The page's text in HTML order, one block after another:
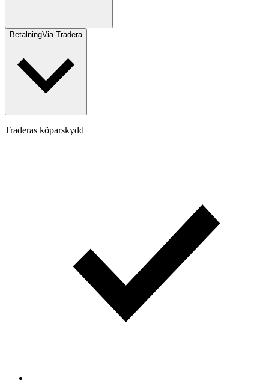
BetalningVia Tradera
Traderas köparskydd